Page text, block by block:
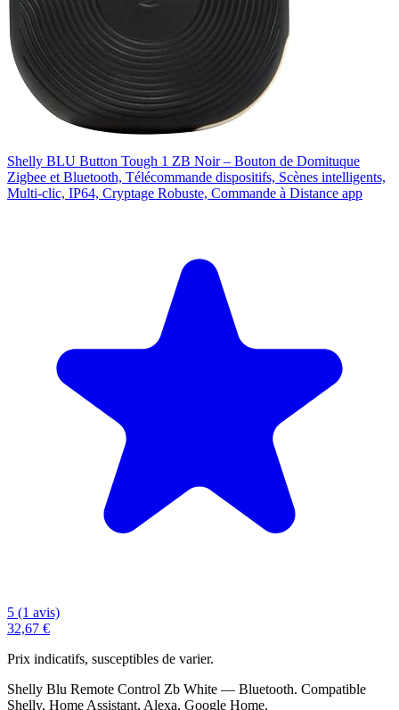
Shelly BLU Button Tough 1 ZB Noir – Bouton de Domituque
Zigbee et Bluetooth, Télécommande dispositifs, Scènes intelligents,
Multi-clic, IP64, Cryptage Robuste, Commande à Distance app
5 (1 avis)
32,67 €
Prix indicatifs, susceptibles de varier.
Shelly Blu Remote Control Zb White — Bluetooth. Compatible
Shelly, Home Assistant, Alexa, Google Home.